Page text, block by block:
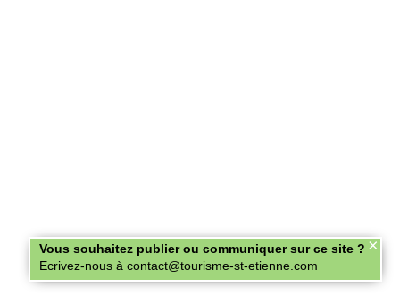
Vous souhaitez publier ou communiquer sur ce site ?
Ecrivez-nous à contact@tourisme-st-etienne.com
×